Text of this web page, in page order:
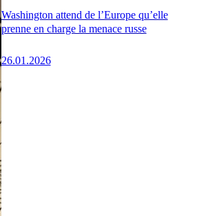
Washington attend de l’Europe qu’elle
prenne en charge la menace russe
26.01.2026